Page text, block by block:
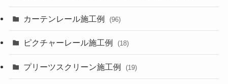
カーテンレール施工例 (96)
ピクチャーレール施工例 (18)
プリーツスクリーン施工例 (19)